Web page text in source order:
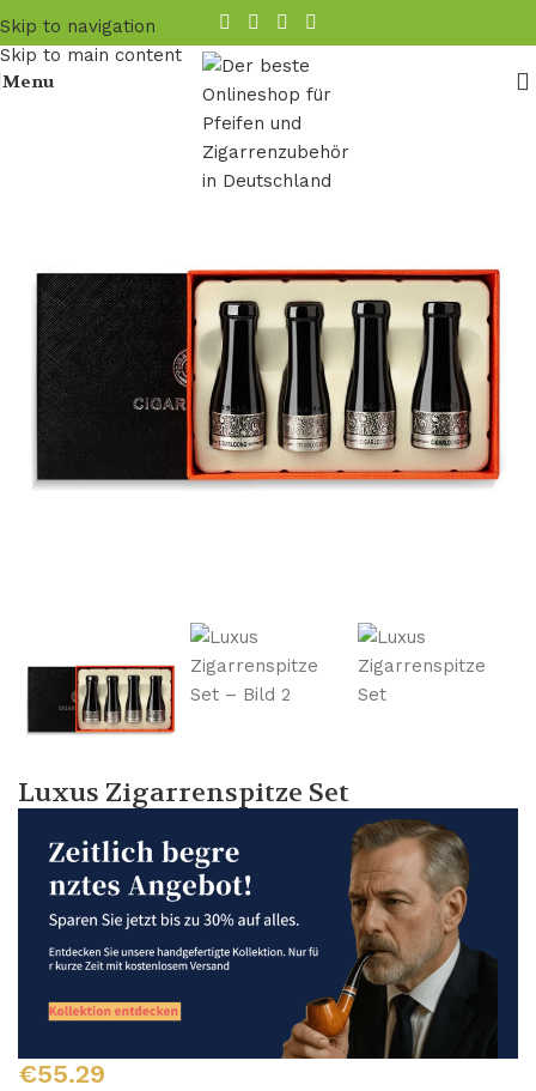
Skip to navigation
Skip to main content
Menu
zigarren zubehoer/Zigarrenspitze
Luxus Zigarrenspitze Set
€55.29